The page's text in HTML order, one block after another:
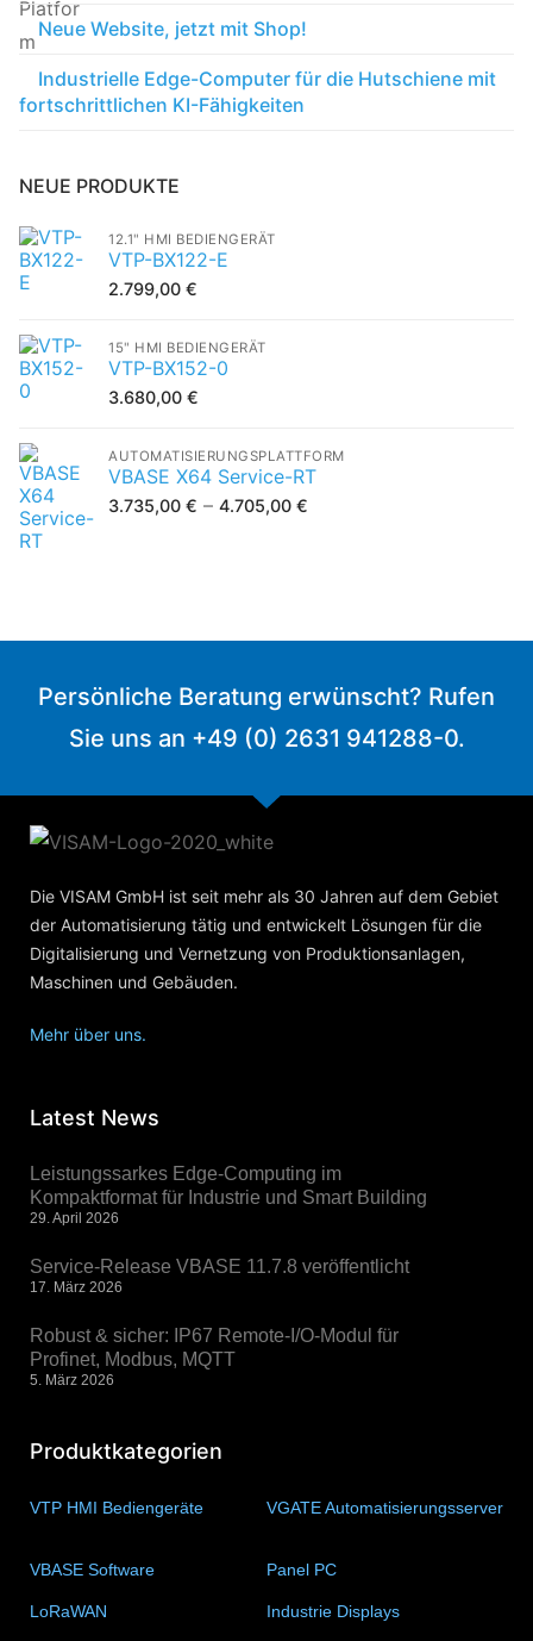
Neue Website, jetzt mit Shop!
Industrielle Edge-Computer für die Hutschiene mit
fortschrittlichen KI-Fähigkeiten
NEUE PRODUKTE
12.1" HMI BEDIENGERÄT
VTP-BX122-E
2.799,00 €
15" HMI BEDIENGERÄT
VTP-BX152-0
3.680,00 €
AUTOMATISIERUNGSPLATTFORM
VBASE X64 Service-RT
3.735,00 € – 4.705,00 €
Persönliche Beratung erwünscht? Rufen
Sie uns an +49 (0) 2631 941288-0.
Die VISAM GmbH ist seit mehr als 30 Jahren auf dem Gebiet
der Automatisierung tätig und entwickelt Lösungen für die
Digitalisierung und Vernetzung von Produktionsanlagen,
Maschinen und Gebäuden.
Mehr über uns.
Latest News
Leistungssarkes Edge-Computing im
Kompaktformat für Industrie und Smart Building
29. April 2026
Service-Release VBASE 11.7.8 veröffentlicht
17. März 2026
Robust & sicher: IP67 Remote-I/O-Modul für
Profinet, Modbus, MQTT
5. März 2026
Produktkategorien
VTP HMI Bediengeräte
VGATE Automatisierungsserver
VBASE Software Panel PC
LoRaWAN Industrie Displays